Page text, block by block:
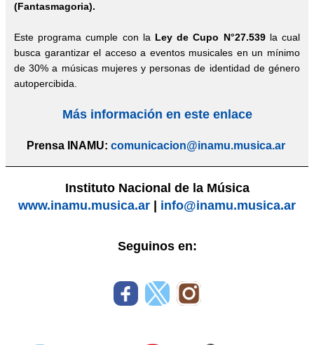
(Fantasmagoria).
Este programa cumple con la Ley de Cupo N°27.539la cual
busca garantizar el acceso a eventos musicales en un mínimo
de 30% a músicas mujeres y personas de identidad de género
autopercibida.
Más información en este enlace
Prensa INAMU: comunicacion@inamu.musica.ar
Instituto Nacional de la Música
www.inamu.musica.ar
info@inamu.musica.ar
Seguinos en: